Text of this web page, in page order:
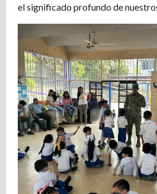
el significado profundo de